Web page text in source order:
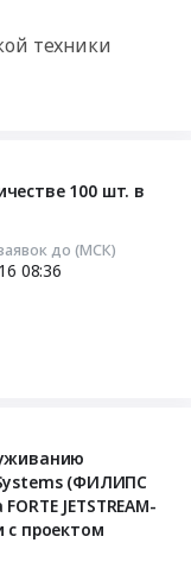
техники
100 шт. в
до (МСК)
08:36
(ФИЛИПС
JETSTREAM-
с проектом